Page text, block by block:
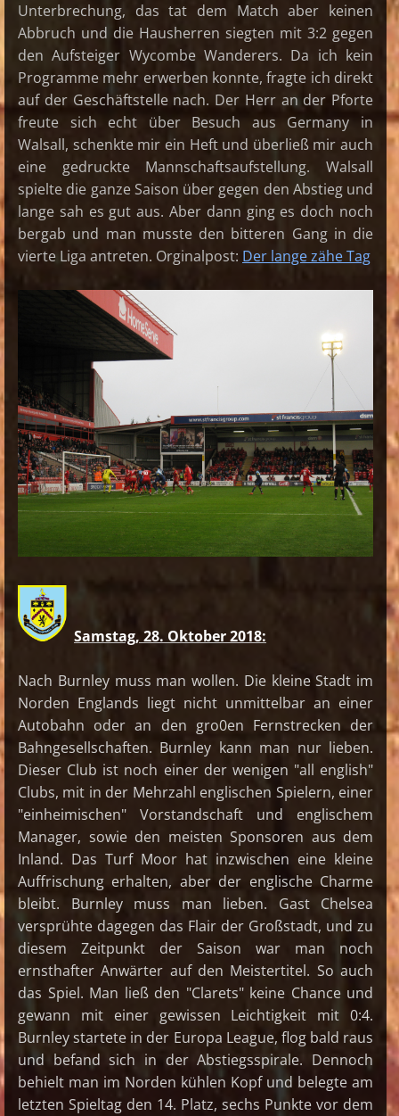
Unterbrechung, das tat dem Match aber keinen
Abbruch und die Hausherren siegten mit 3:2 gegen
den Aufsteiger Wycombe Wanderers. Da ich kein
Programme mehr erwerben konnte, fragte ich direkt
auf der Geschäftstelle nach. Der Herr an der Pforte
freute sich echt über Besuch aus Germany in
Walsall, schenkte mir ein Heft und überließ mir auch
eine gedruckte Mannschaftsaufstellung. Walsall
spielte die ganze Saison über gegen den Abstieg und
lange sah es gut aus. Aber dann ging es doch noch
bergab und man musste den bitteren Gang in die
vierte Liga antreten. Orginalpost: Der lange zähe Tag
Samstag, 28. Oktober 2018:
Nach Burnley muss man wollen. Die kleine Stadt im
Norden Englands liegt nicht unmittelbar an einer
Autobahn oder an den gro0en Fernstrecken der
Bahngesellschaften. Burnley kann man nur lieben.
Dieser Club ist noch einer der wenigen "all english"
Clubs, mit in der Mehrzahl englischen Spielern, einer
"einheimischen" Vorstandschaft und englischem
Manager, sowie den meisten Sponsoren aus dem
Inland. Das Turf Moor hat inzwischen eine kleine
Auffrischung erhalten, aber der englische Charme
bleibt. Burnley muss man lieben. Gast Chelsea
versprühte dagegen das Flair der Großstadt, und zu
diesem Zeitpunkt der Saison war man noch
ernsthafter Anwärter auf den Meistertitel. So auch
das Spiel. Man ließ den "Clarets" keine Chance und
gewann mit einer gewissen Leichtigkeit mit 0:4.
Burnley startete in der Europa League, flog bald raus
und befand sich in der Abstiegsspirale. Dennoch
behielt man im Norden kühlen Kopf und belegte am
letzten Spieltag den 14. Platz, sechs Punkte vor dem